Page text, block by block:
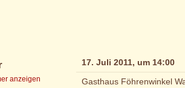
anzeigen
17. Juli 2011, um 14:00
Gasthaus Föhrenwinkel